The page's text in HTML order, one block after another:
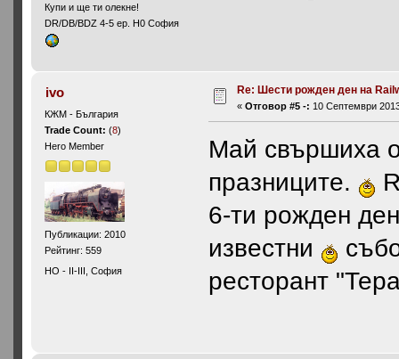
Купи и ще ти олекне!
DR/DB/BDZ 4-5 ep. H0 София
ivo
КЖМ - България
Trade Count:(8)
Hero Member
Публикации: 2010
Рейтинг: 559
HO - II-III, София
Re: Шести рожден ден на
«Отговор #5 -: 10 Септември
Май свършиха
празниците.
6-ти рожден
известни
ресторант